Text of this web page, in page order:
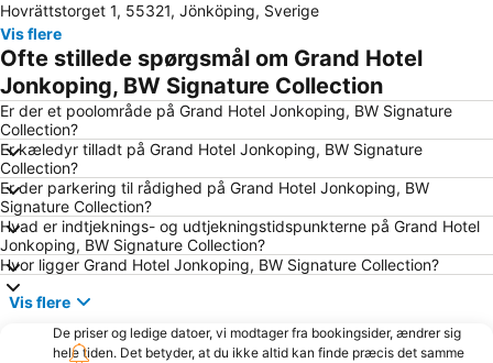
Hovrättstorget 1, 55321, Jönköping, Sverige
Vis flere
Ofte stillede spørgsmål om Grand Hotel
Jonkoping, BW Signature Collection
Er der et poolområde på Grand Hotel Jonkoping, BW Signature
Collection?
Er kæledyr tilladt på Grand Hotel Jonkoping, BW Signature
Collection?
Er der parkering til rådighed på Grand Hotel Jonkoping, BW
Signature Collection?
Hvad er indtjeknings- og udtjekningstidspunkterne på Grand Hotel
Jonkoping, BW Signature Collection?
Hvor ligger Grand Hotel Jonkoping, BW Signature Collection?
Vis flere
De priser og ledige datoer, vi modtager fra bookingsider, ændrer sig
hele tiden. Det betyder, at du ikke altid kan finde præcis det samme